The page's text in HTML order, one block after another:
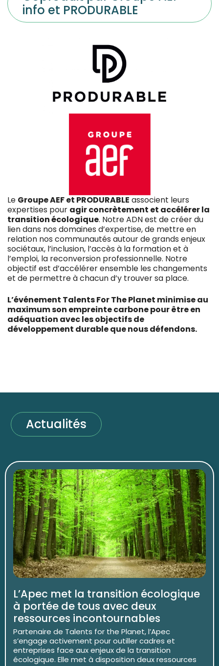
info et PRODURABLE
Le Groupe AEF et PRODURABLE associent leurs
expertises pour agir concrètement et accélérer la
transition écologique. Notre ADN est de créer du
lien dans nos domaines d’expertise, de mettre en
relation nos communautés autour de grands enjeux
sociétaux, l’inclusion, l’accès à la formation et à
l’emploi, la reconversion professionnelle. Notre
objectif est d’accélérer ensemble les changements
et de permettre à chacun d’y trouver sa place.
L’événement Talents For The Planet minimise au
maximum son empreinte carbone pour êtreen
adéquation avec les objectifs de
développement durable que nous défendons.
Actualités
L’Apec met la transition écologique
à portée de tous avec deux
ressources incontournables
Partenaire de Talents for the Planet, l’Apec
s’engage activement pour outiller cadres et
entreprises face aux enjeux de la transition
écologique. Elle met à disposition deux ressources